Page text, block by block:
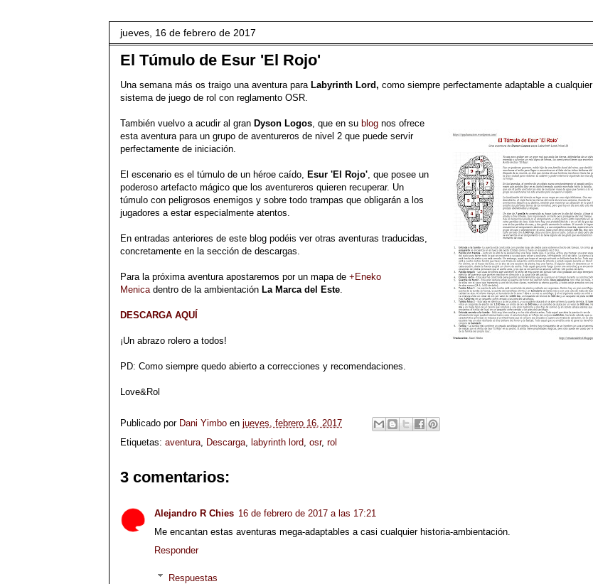
jueves, 16 de febrero de 2017
El Túmulo de Esur 'El Rojo'
Una semana más os traigo una aventura para Labyrinth Lord, como siempre perfectamente adaptable a cualquier
sistema de juego de rol con reglamento OSR.
También vuelvo a acudir al gran Dyson Logos, que en su blog nos ofrece
esta aventura para un grupo de aventureros de nivel 2 que puede servir
perfectamente de iniciación.
El escenario es el túmulo de un héroe caído, Esur 'El Rojo', que posee un
poderoso artefacto mágico que los aventureros quieren recuperar. Un
túmulo con peligrosos enemigos y sobre todo trampas que obligarán a los
jugadores a estar especialmente atentos.
En entradas anteriores de este blog podéis ver otras aventuras traducidas,
concretamente en la sección de descargas.
Para la próxima aventura apostaremos por un mapa de +Eneko
Menicadentro de la ambientación La Marca del Este.
DESCARGA AQUÍ
¡Un abrazo rolero a todos!
PD: Como siempre quedo abierto a correcciones y recomendaciones.
Love&Rol
Publicado por Dani Yimbo en jueves, febrero 16, 2017
Etiquetas: aventura, Descarga, labyrinth lord, osr, rol
3 comentarios:
Alejandro R Chies 16 de febrero de 2017 a las 17:21
Me encantan estas aventuras mega-adaptables a casi cualquier historia-ambientación.
Responder
Respuestas